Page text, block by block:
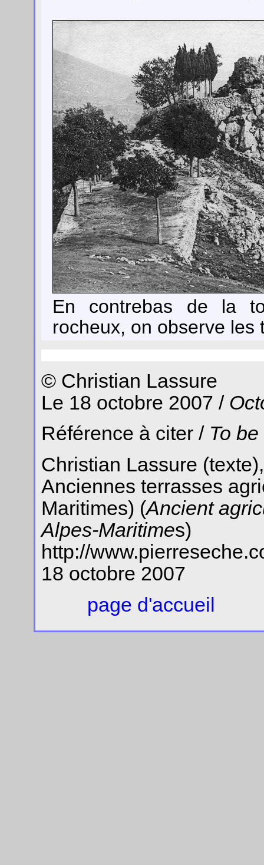
En contrebas de la
rocheux, on observe les
© Christian Lassure
Le 18 octobre 2007 /
Référence à citer / To
Christian Lassure
Anciennes terrasses
Maritimes) (Ancient
Alpes-Maritimes)
http://
18 octobre 2007
page d'accueil